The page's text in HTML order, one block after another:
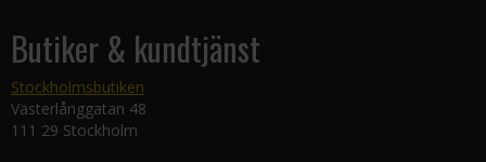
Butiker & kundtjänst
Stockholmsbutiken
Västerlånggatan 48
111 29 Stockholm